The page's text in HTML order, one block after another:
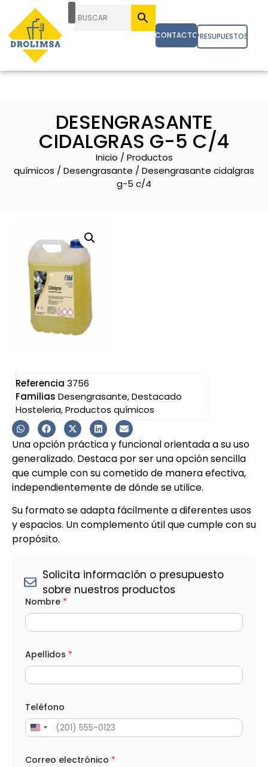
CONTACTOPRESUPUESTOS
DESENGRASANTE
CIDALGRAS G-5 C/4
Inicio / Productos
químicos / Desengrasante / Desengrasante cidalgras
g-5 c/4
Referencia 3756
Familias Desengrasante,Destacado
Hosteleria,Productos químicos
Una opción práctica y funcional orientada a su uso
generalizado. Destaca por ser una opción sencilla
que cumple con su cometido de manera efectiva,
independientemente de dónde se utilice.
Su formato se adapta fácilmente a diferentes usos
y espacios. Un complemento útil que cumple con su
propósito.
Solicita información o presupuesto
sobre nuestros productos
Nombre *
Apellidos *
Teléfono
Correo electrónico *